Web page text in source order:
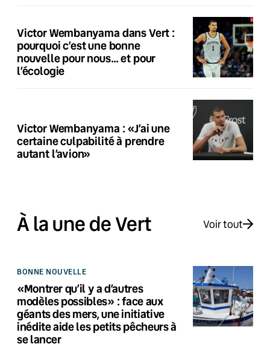
Victor Wembanyama dans Vert :
pourquoi c’est une bonne
nouvelle pour nous… et pour
l’écologie
Victor Wembanyama : «J’ai une
certaine culpabilité à prendre
autant l’avion»
À la une de Vert Voir tout
BONNE NOUVELLE
«Montrer qu’il y a d’autres
modèles possibles» : face aux
géants des mers, une initiative
inédite aide les petits pêcheurs à
se lancer